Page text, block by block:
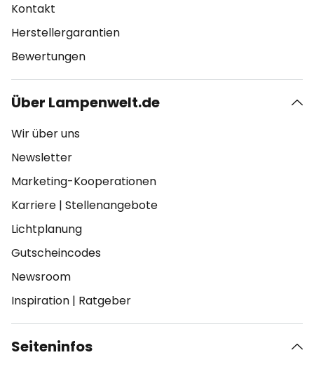
Kontakt
Herstellergarantien
Bewertungen
Über Lampenwelt.de
Wir über uns
Newsletter
Marketing-Kooperationen
Karriere | Stellenangebote
Lichtplanung
Gutscheincodes
Newsroom
Inspiration | Ratgeber
Seiteninfos